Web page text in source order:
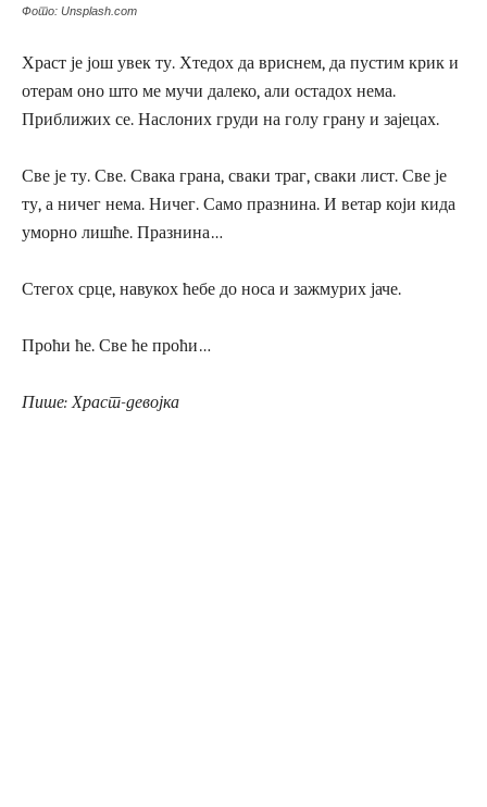
Фото: Unsplash.com
Храст је још увек ту. Хтедох да вриснем, да пустим крик и
отерам оно што ме мучи далеко, али остадох нема.
Приближих се. Наслоних груди на голу грану и зајецах.
Све је ту. Све. Свака грана, сваки траг, сваки лист. Све је
ту, а ничег нема. Ничег. Само празнина. И ветар који кида
уморно лишће. Празнина…
Стегох срце, навукох ћебе до носа и зажмурих јаче.
Проћи ће. Све ће проћи…
Пише: Храст-девојка